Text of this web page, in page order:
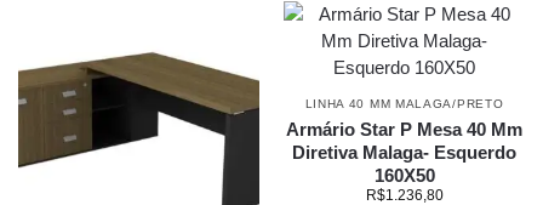
LINHA 40 MM MALAGA/PRETO
Armário Star P Mesa 40 Mm
Diretiva Malaga- Esquerdo
160X50
R$1.236,80